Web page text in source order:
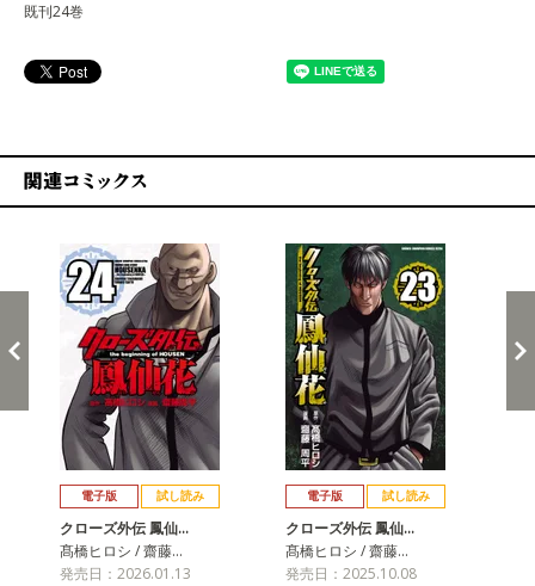
既刊24巻
電子版 試し読み
クローズ外伝 鳳仙…
髙橋ヒロシ / 齋藤…
発売日：2026.01.13
電子版 試し読み
クローズ外伝 鳳仙…
髙橋ヒロシ / 齋藤…
発売日：2025.10.08